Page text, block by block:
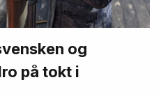
og
på tokt i